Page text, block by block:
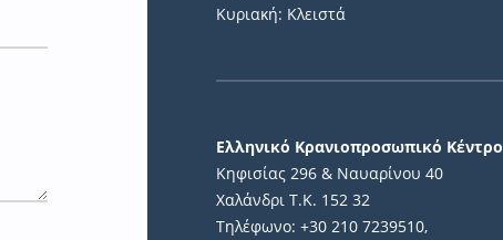
Κυριακή: Κλειστά
Ελληνικό Κρανιοπροσωπικό Κέντρο
Κηφισίας 296 & Ναυαρίνου 40
Χαλάνδρι Τ.Κ. 152 32
Τηλέφωνο: +30 210 7239510,